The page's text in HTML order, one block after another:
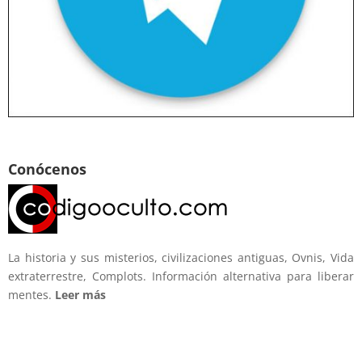
Conócenos
La historia y sus misterios, civilizaciones antiguas, Ovnis, Vida
extraterrestre, Complots. Información alternativa para liberar
mentes. Leer más